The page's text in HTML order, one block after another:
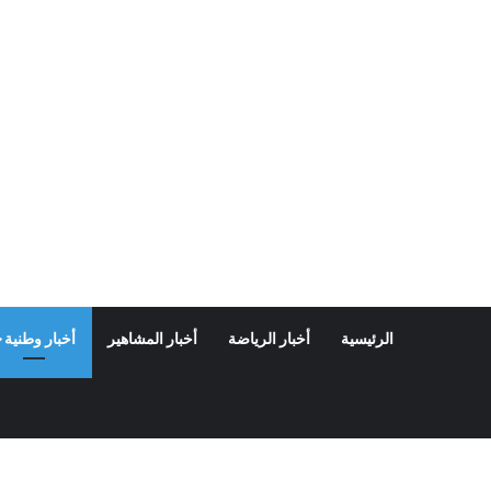
الرئيسية أخبار الرياضة أخبار المشاهير أخبار وطنية